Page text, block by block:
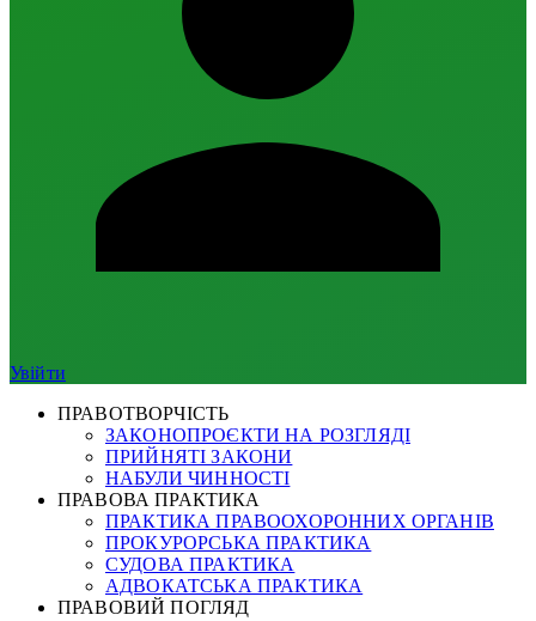
Увійти
ПРАВОТВОРЧІСТЬ
ЗАКОНОПРОЄКТИ НА РОЗГЛЯДІ
ПРИЙНЯТІ ЗАКОНИ
НАБУЛИ ЧИННОСТІ
ПРАВОВА ПРАКТИКА
ПРАКТИКА ПРАВООХОРОННИХ ОРГАНІВ
ПРОКУРОРСЬКА ПРАКТИКА
СУДОВА ПРАКТИКА
АДВОКАТСЬКА ПРАКТИКА
ПРАВОВИЙ ПОГЛЯД